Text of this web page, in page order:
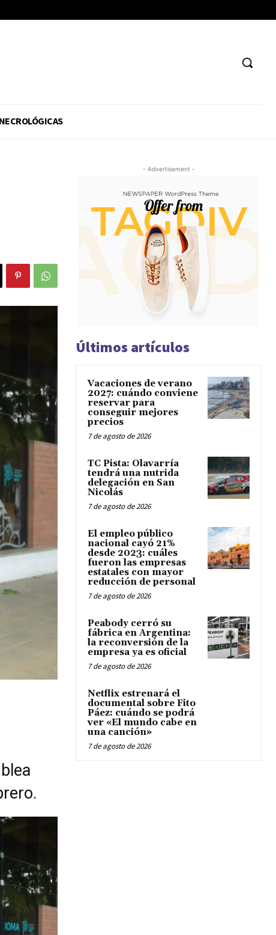
NECROLÓGICAS
- Advertisement -
Últimos artículos
Vacaciones de verano
2027: cuándo conviene
reservar para
conseguir mejores
precios
7 de agosto de 2026
TC Pista: Olavarría
tendrá una nutrida
delegación en San
Nicolás
7 de agosto de 2026
El empleo público
nacional cayó 21%
desde 2023: cuáles
fueron las empresas
estatales con mayor
reducción de personal
7 de agosto de 2026
Peabody cerró su
fábrica en Argentina:
la reconversión de la
empresa ya es oficial
7 de agosto de 2026
Netflix estrenará el
documental sobre Fito
Páez: cuándo se podrá
ver «El mundo cabe en
una canción»
7 de agosto de 2026